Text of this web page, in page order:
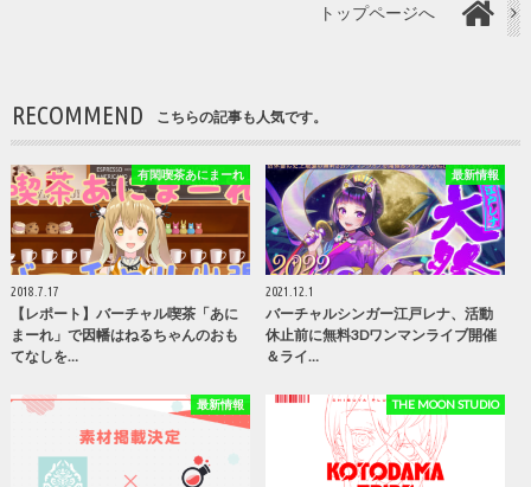
トップページへ
RECOMMEND こちらの記事も人気です。
有閑喫茶あにまーれ
2018.7.17
【レポート】バーチャル喫茶「あに
まーれ」で因幡はねるちゃんのおも
てなしを…
最新情報
2021.12.1
バーチャルシンガー江戸レナ、活動
休止前に無料3Dワンマンライブ開催
＆ライ…
最新情報 THE MOON STUDIO